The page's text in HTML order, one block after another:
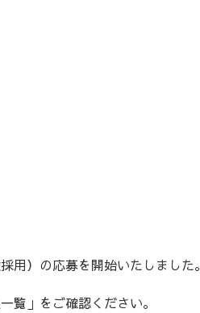
用）の応募を開始いたしました。
」をご確認ください。